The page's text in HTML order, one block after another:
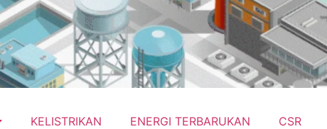
KELISTRIKAN ENERGI TERBARUKAN CSR